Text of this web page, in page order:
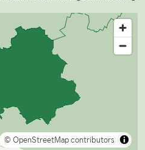
© OpenStreetMap contributors